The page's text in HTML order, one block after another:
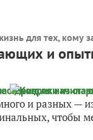
для тех, кому
и
и разных —
чтобы